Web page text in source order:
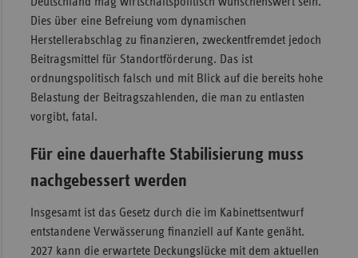
Dies über eine Befreiung vom dynamischen
Herstellerabschlag zu finanzieren, zweckentfremdet jedoch
Beitragsmittel für Standortförderung. Das ist
ordnungspolitisch falsch und mit Blick auf die bereits hohe
Belastung der Beitragszahlenden, die man zu entlasten
vorgibt, fatal.
Für eine dauerhafte Stabilisierung muss
nachgebessert werden
Insgesamt ist das Gesetz durch die im Kabinettsentwurf
entstandene Verwässerung finanziell auf Kante genäht.
2027 kann die erwartete Deckungslücke mit dem aktuellen